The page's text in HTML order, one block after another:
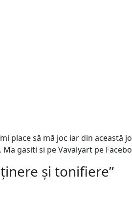
place să mă joc iar din această
gasiti si pe Vavalyart pe
și tonifiere”